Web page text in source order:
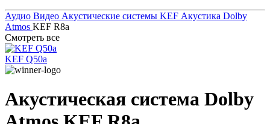
Аудио Видео Акустические системы KEF Акустика Dolby
Atmos KEF R8a
Смотреть все
KEF Q50a
Акустическая система Dolby